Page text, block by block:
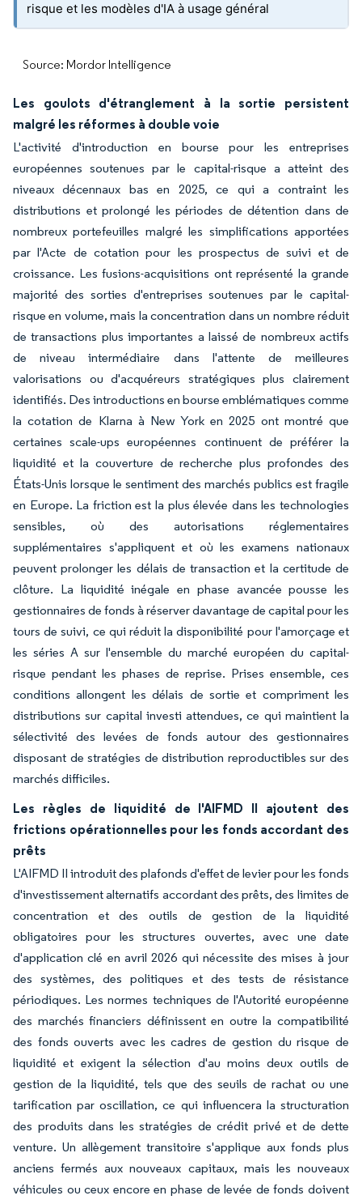
risque et les modèles d'IA à usage général
Source: Mordor Intelligence
Les goulots d'étranglement à la sortie persistent
malgré les réformes à double voie
L'activité d'introduction en bourse pour les entreprises
européennes soutenues par le capital-risque a atteint des
niveaux décennaux bas en 2025, ce qui a contraint les
distributions et prolongé les périodes de détention dans de
nombreux portefeuilles malgré les simplifications apportées
par l'Acte de cotation pour les prospectus de suivi et de
croissance. Les fusions-acquisitions ont représenté la grande
majorité des sorties d'entreprises soutenues par le capital-
risque en volume, mais la concentration dans un nombre réduit
de transactions plus importantes a laissé de nombreux actifs
de niveau intermédiaire dans l'attente de meilleures
valorisations ou d'acquéreurs stratégiques plus clairement
identifiés. Des introductions en bourse emblématiques comme
la cotation de Klarna à New York en 2025 ont montré que
certaines scale-ups européennes continuent de préférer la
liquidité et la couverture de recherche plus profondes des
États-Unis lorsque le sentiment des marchés publics est fragile
en Europe. La friction est la plus élevée dans les technologies
sensibles, où des autorisations réglementaires
supplémentaires s'appliquent et où les examens nationaux
peuvent prolonger les délais de transaction et la certitude de
clôture. La liquidité inégale en phase avancée pousse les
gestionnaires de fonds à réserver davantage de capital pour les
tours de suivi, ce qui réduit la disponibilité pour l'amorçage et
les séries A sur l'ensemble du marché européen du capital-
risque pendant les phases de reprise. Prises ensemble, ces
conditions allongent les délais de sortie et compriment les
distributions sur capital investi attendues, ce qui maintient la
sélectivité des levées de fonds autour des gestionnaires
disposant de stratégies de distribution reproductibles sur des
marchés difficiles.
Les règles de liquidité de l'AIFMD II ajoutent des
frictions opérationnelles pour les fonds accordant des
prêts
L'AIFMD II introduit des plafonds d'effet de levier pour les fonds
d'investissement alternatifs accordant des prêts, des limites de
concentration et des outils de gestion de la liquidité
obligatoires pour les structures ouvertes, avec une date
d'application clé en avril 2026 qui nécessite des mises à jour
des systèmes, des politiques et des tests de résistance
périodiques. Les normes techniques de l'Autorité européenne
des marchés financiers définissent en outre la compatibilité
des fonds ouverts avec les cadres de gestion du risque de
liquidité et exigent la sélection d'au moins deux outils de
gestion de la liquidité, tels que des seuils de rachat ou une
tarification par oscillation, ce qui influencera la structuration
des produits dans les stratégies de crédit privé et de dette
venture. Un allègement transitoire s'applique aux fonds plus
anciens fermés aux nouveaux capitaux, mais les nouveaux
véhicules ou ceux encore en phase de levée de fonds doivent